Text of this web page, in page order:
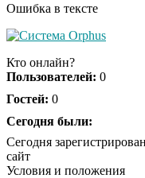
Ролик из
Ржу не
не раз
Ошибка в тексте
Кто онлайн?
Пользователей: 0
Гостей: 0
Сегодня были:
Сегодня
сайт
Условия и положения